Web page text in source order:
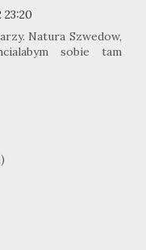
23:20
Natura Szwedow,
sobie tam